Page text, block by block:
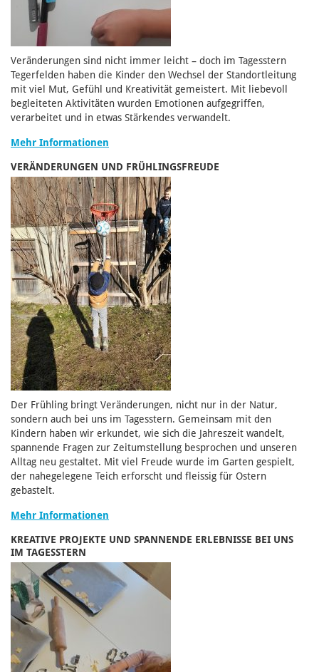
Veränderungen sind nicht immer leicht – doch im Tagesstern
Tegerfelden haben die Kinder den Wechsel der Standortleitung
mit viel Mut, Gefühl und Kreativität gemeistert. Mit liebevoll
begleiteten Aktivitäten wurden Emotionen aufgegriffen,
verarbeitet und in etwas Stärkendes verwandelt.
Mehr Informationen
VERÄNDERUNGEN UND FRÜHLINGSFREUDE
Der Frühling bringt Veränderungen, nicht nur in der Natur,
sondern auch bei uns im Tagesstern. Gemeinsam mit den
Kindern haben wir erkundet, wie sich die Jahreszeit wandelt,
spannende Fragen zur Zeitumstellung besprochen und unseren
Alltag neu gestaltet. Mit viel Freude wurde im Garten gespielt,
der nahegelegene Teich erforscht und fleissig für Ostern
gebastelt.
Mehr Informationen
KREATIVE PROJEKTE UND SPANNENDE ERLEBNISSE BEI UNS
IM TAGESSTERN